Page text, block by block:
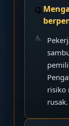
risiko
rusak.